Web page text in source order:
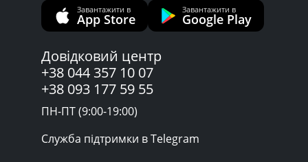
Завантажити в
App Store
Завантажити в
Google Play
Довідковий центр
+38 044 357 10 07
+38 093 177 59 55
ПН-ПТ (9:00-19:00)
Служба підтримки в Telegram